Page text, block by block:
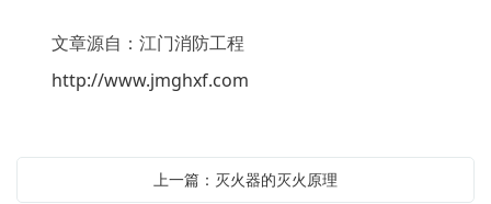
文章源自：江门消防工程
http://www.jmghxf.com
上一篇：灭火器的灭火原理